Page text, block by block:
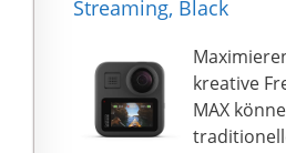
wie mit
Cam zu
die Wahl
Streaming, Black
kreative
MAX